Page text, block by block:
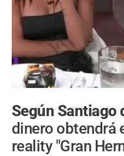
Según Santiago
dinero obtendrá
reality "Gran